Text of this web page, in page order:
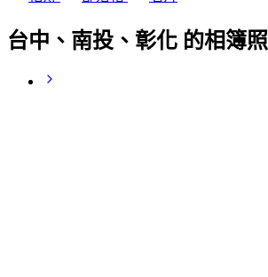
台中、南投、彰化 的相簿